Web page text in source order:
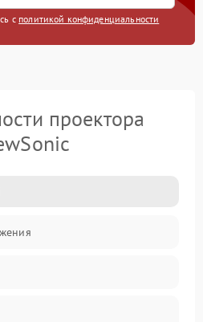
с политикой конфиденциальности
проектора